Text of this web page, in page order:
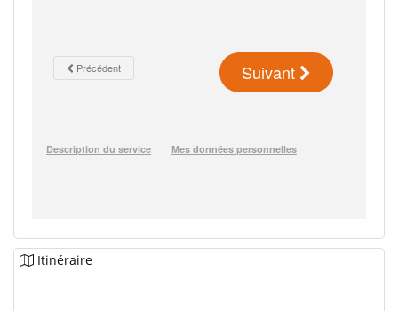
Itinéraire